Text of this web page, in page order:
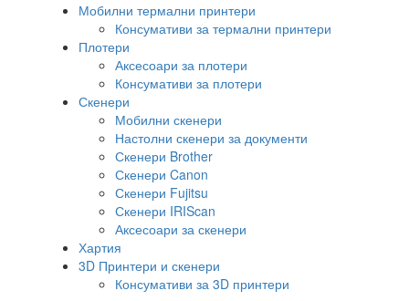
Мобилни термални принтери
Консумативи за термални принтери
Плотери
Аксесоари за плотери
Консумативи за плотери
Скенери
Мобилни скенери
Настолни скенери за документи
Скенери Brother
Скенери Canon
Скенери Fujitsu
Скенери IRIScan
Аксесоари за скенери
Хартия
3D Принтери и скенери
Консумативи за 3D принтери